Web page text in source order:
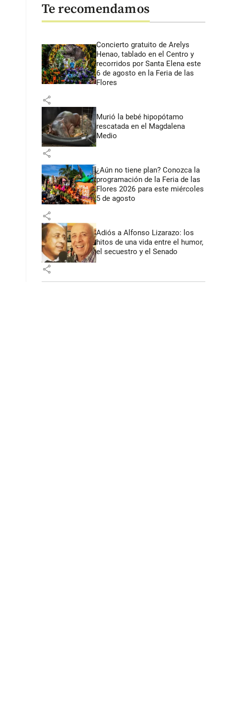
Te recomendamos
Concierto gratuito de Arelys
Henao, tablado en el Centro y
recorridos por Santa Elena este
6 de agosto en la Feria de las
Flores
share
Murió la bebé hipopótamo
rescatada en el Magdalena
Medio
share
¿Aún no tiene plan? Conozca la
programación de la Feria de las
Flores 2026 para este miércoles
5 de agosto
share
Adiós a Alfonso Lizarazo: los
hitos de una vida entre el humor,
el secuestro y el Senado
share